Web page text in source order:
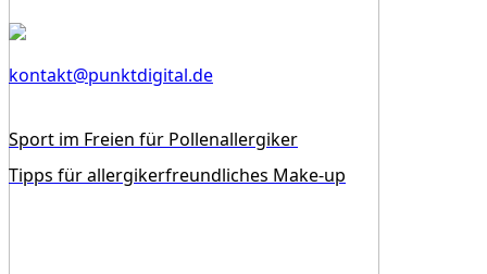
Sport im Freien für Pollenallergiker
Tipps für allergikerfreundliches Make-up
kontakt@punktdigital.de